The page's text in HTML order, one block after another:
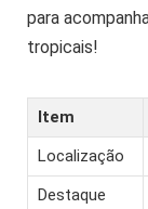
para
tropicais!
Item
Localização
Destaque